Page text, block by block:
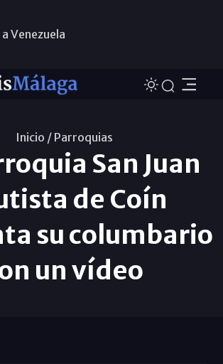
Venezuela
Inicio / Parroquias
San Juan
de Coín
su columbario
un vídeo